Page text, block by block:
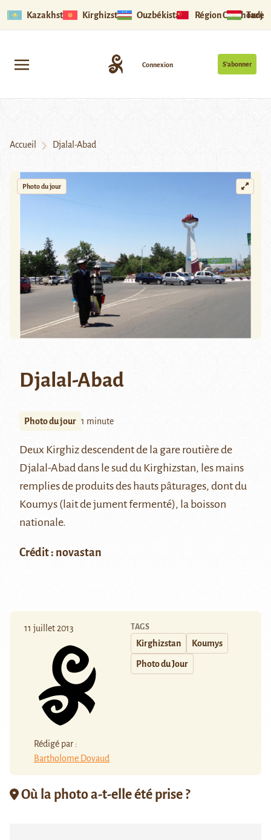
Kazakhstan Kirghizstan Ouzbékistan Région Ouïghoure
S’abonner
Connexion
Accueil Djalal-Abad
Photo du jour
Djalal-Abad
Photo du jour 1 minute
Deux Kirghiz descendent de la gare routière de
Djalal-Abad dans le sud du Kirghizstan, les mains
remplies de produits des hauts pâturages, dont du
Koumys (lait de jument fermenté), la boisson
nationale.
Crédit : novastan
11 juillet 2013
Rédigé par :
Bartholome Dovaud
TAGS
Kirghizstan Koumys
Photo du Jour
Où la photo a-t-elle été prise ?